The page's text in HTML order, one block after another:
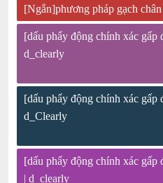
[Ngắn]phương pháp gạch
[dấu phẩy động chính xác
d_clearly
[dấu phẩy động chính xác
d_Clearly
[dấu phẩy động chính xác gấp
| d_clearly